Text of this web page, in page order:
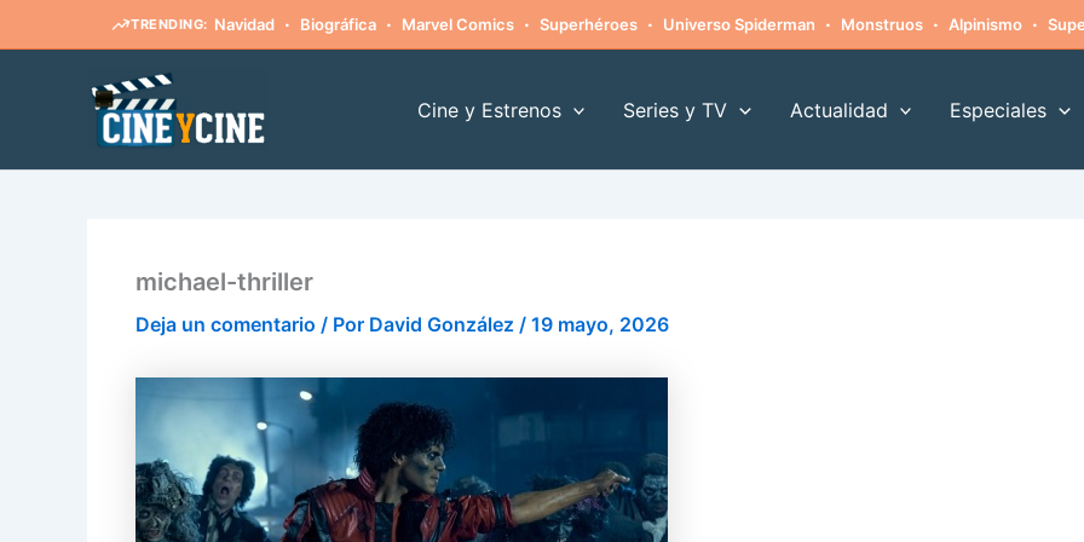
TRENDING: Navidad · Biográfica · Marvel Comics · Superhéroes · Universo Spiderman · Monstruos · Alpinismo ·
Cine y Estrenos Series y TV Actualidad Especiales
michael-thriller
Deja un comentario / Por David González / 19 mayo, 2026